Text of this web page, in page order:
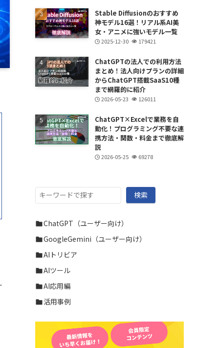
Stable Diffusionのおすすめ
神モデル16選！リアル系AI美
女・アニメに強いモデル一覧
2025-12-30 179421
ChatGPTの法人での利用方法
まとめ！法人向けプランの詳細
からChatGPT搭載SaaS10種
まで網羅的に紹介
2026-05-23 126011
ChatGPT×Excelで業務を自
動化！プログラミング不要な連
携方法・関数・料金まで徹底解
説
2026-05-25 69278
検
索
検索
ChatGPT（ユーザー向け）
GoogleGemini（ユーザー向け）
AIトリビア
AIツール
AI応用編
活用事例